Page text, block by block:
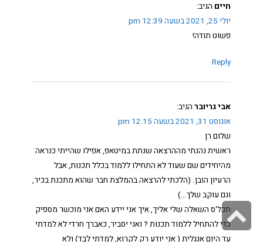
חיים הגיב:
יולי 25, 2021 בשעה 12:39 pm
פשוט תודה!
Reply
אבי גריובר הגיב:
אוגוסט 31, 2021 בשעה 12:15 pm
שלום רן
ראשית נהנתי מההרצאה שנתת במיטאפ, אפילו שהייתי כנראה
מהיחידים שם שעוד לא התחילו ללמוד בכלל תכנות, אבל
הרעיון הובן. (הלכתי להרצאה בהמלצת חבר שהוא מתכנת בכיר,
וגם עוקב שלך…)
תכל'ס השאלה שלי אליך, איך אני יידע האם אני מוכשר מספיק
כדי להתחיל ללמוד תכנות ? ואני יסביר, כאברך חרדי לא למדתי
עד היום אנגלית ( אני יודע רק לקרוא, למדתי לבד) ולא
גלילה
לראש